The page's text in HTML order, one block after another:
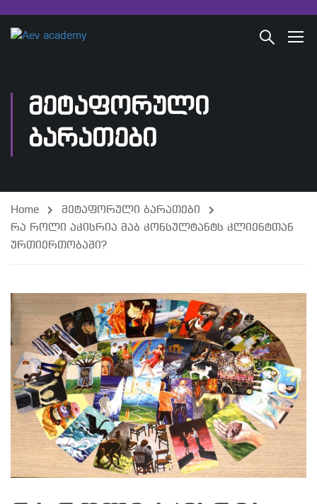
ᲛᲔᲢᲐᲤᲝᲠᲣᲚᲘ
ᲑᲐᲠᲐᲗᲔᲑᲘ
Home
მეტაფორული ბარათები
რა როლი აკისრია მაბ კონსულტანტს კლიენტთან
ურთიერთობაში?